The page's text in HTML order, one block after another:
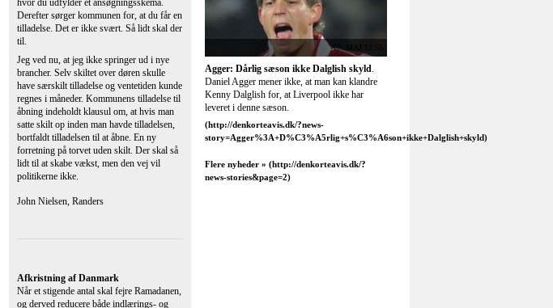
velfærdsniveau, som den åbenbart ikke
magter!
Dette er samtidig helt i tråd med den
aldeles naturligt som homo-ægteskaber, så
man må da beundre politikernes
konsekvens.
Kenneth Gaarslev, Jyllinge
Røde vindmøller
Det er humoristisk befriende at læse, at vor
humor!
Sig det er en joke - det er jo mine